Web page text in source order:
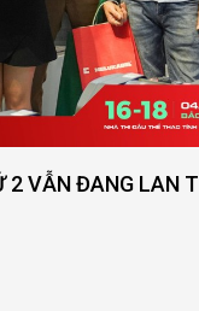
ĐANG LAN TOẢ -